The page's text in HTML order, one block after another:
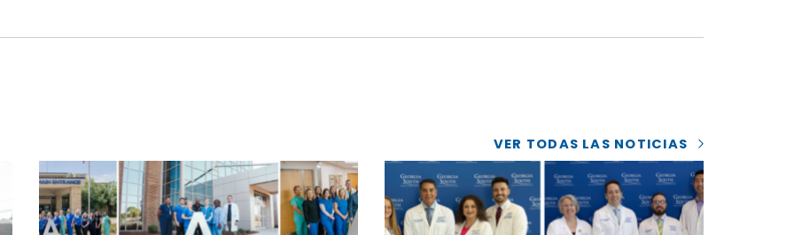
VER TODAS LAS NOTICIAS